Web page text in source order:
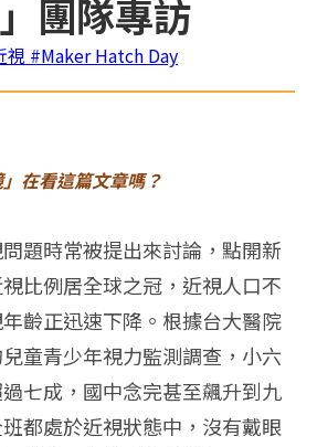
團隊專訪
視 #Maker Hatch Day
在看這篇文章嗎？
題時常被提出來討論，點開新
比例居全球之冠，近視人口不
齡正迅速下降。根據台大醫院
童青少年視力監測調查，小六
七成，國中念完甚至飆升到九
都處於近視狀態中，沒有戴眼